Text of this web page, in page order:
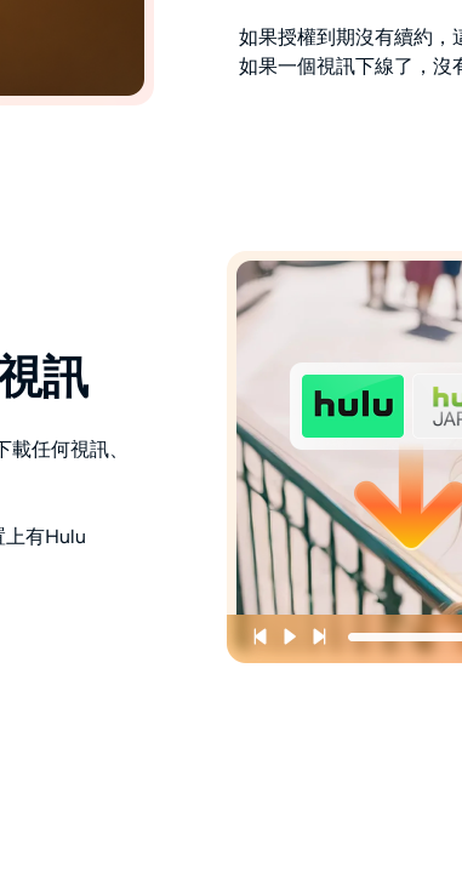
如果授權到期沒有續約，
如果一個視訊下線了，沒
訊
任何視訊、
上有Hulu